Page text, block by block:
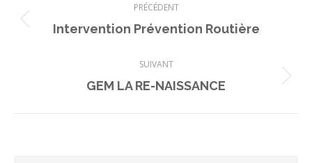
PRÉCÉDENT
Article
:
Intervention Prévention Routière
SUIVANT
Article
GEM LA RE-NAISSANCE